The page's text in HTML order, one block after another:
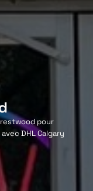
pour
DHL Calgary